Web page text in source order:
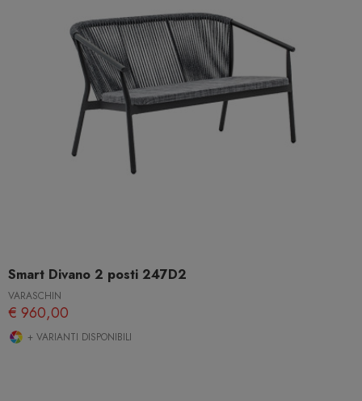
Smart Divano 2 posti 247D2
VARASCHIN
€ 960,00
+ VARIANTI DISPONIBILI